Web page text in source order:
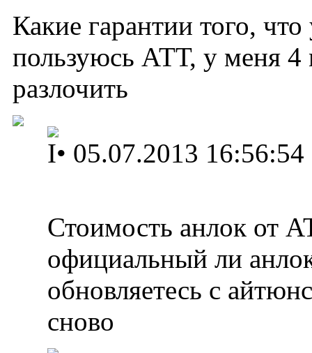
Какие гарантии того,
пользуюсь АТТ, у меня
разлочить
I• 05.07.2013 16:56:54
Стоимость анлок от
официальный ли
обновляетесь с
сново